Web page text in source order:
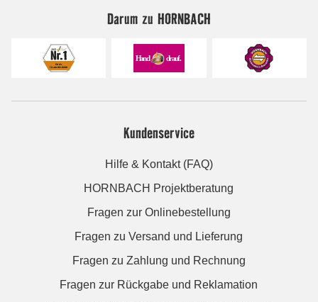
Darum zu HORNBACH
Kundenservice
Hilfe & Kontakt (FAQ)
HORNBACH Projektberatung
Fragen zur Onlinebestellung
Fragen zu Versand und Lieferung
Fragen zu Zahlung und Rechnung
Fragen zur Rückgabe und Reklamation